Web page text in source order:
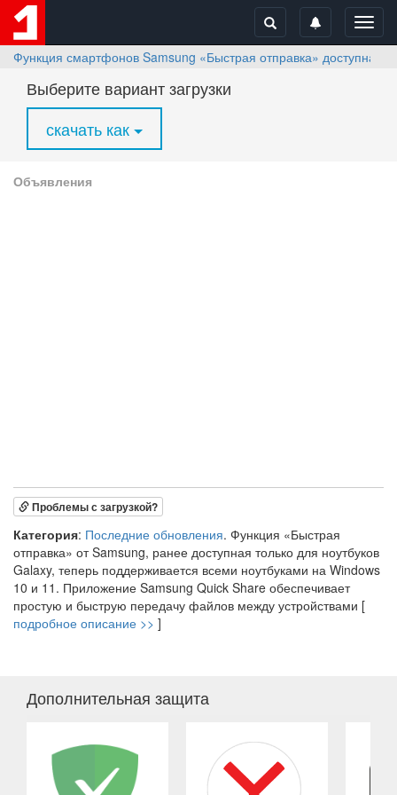
Функция смартфонов Samsung «Быстрая отправка» доступна
Выберите вариант загрузки
скачать как
Объявления
Проблемы с загрузкой?
Категория: Последние обновления. Функция «Быстрая
отправка» от Samsung, ранее доступная только для ноутбуков
Galaxy, теперь поддерживается всеми ноутбуками на Windows
10 и 11. Приложение Samsung Quick Share обеспечивает
простую и быструю передачу файлов между устройствами [
подробное описание >> ]
Дополнительная защита